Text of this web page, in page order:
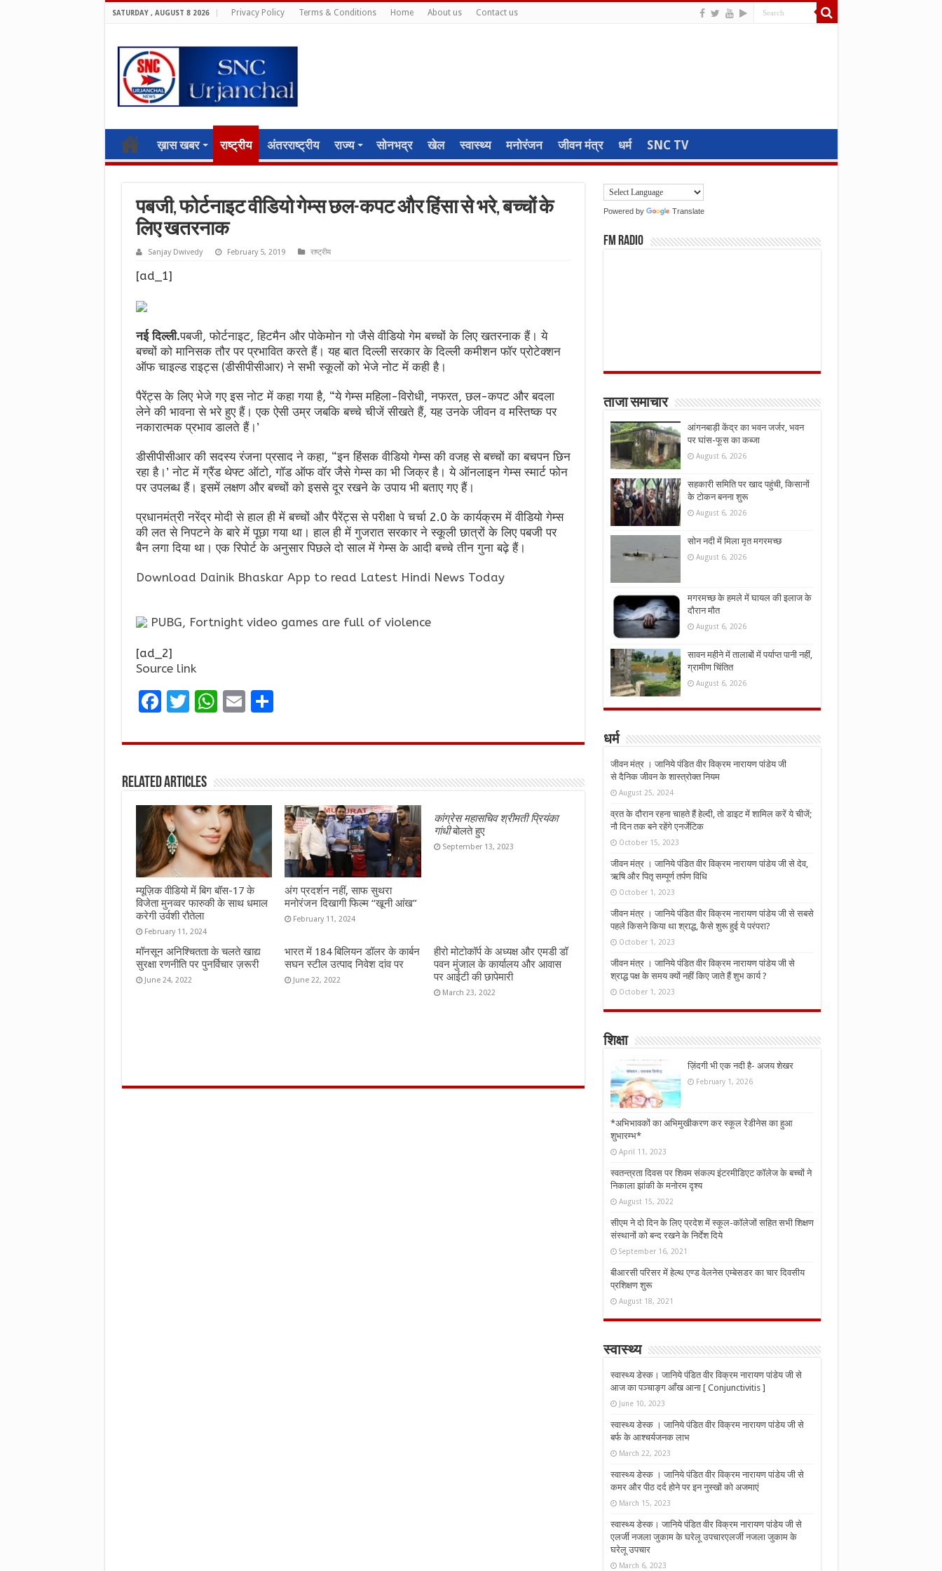
SATURDAY , AUGUST 8 2026 Privacy Policy Terms & Conditions Home About us Contact us
ख़ास खबर राष्ट्रीय अंतरराष्ट्रीय राज्य सोनभद्र खेल स्वास्थ्य मनोरंजन जीवन मंत्र धर्म SNC TV
पबजी, फोर्टनाइट वीडियो गेम्स छल-कपट और हिंसा से भरे, बच्चों के
लिए खतरनाक
Sanjay Dwivedy February 5, 2019 राष्ट्रीय
[ad_1]
नई दिल्ली.पबजी, फोर्टनाइट, हिटमैन और पोकेमोन गो जैसे वीडियो गेम बच्चों के लिए खतरनाक हैं। ये
बच्चों को मानिसक तौर पर प्रभावित करते हैं। यह बात दिल्ली सरकार के दिल्ली कमीशन फॉर प्रोटेक्शन
ऑफ चाइल्ड राइट्स (डीसीपीसीआर) ने सभी स्कूलों को भेजे नोट में कही है।
पैरेंट्स के लिए भेजे गए इस नोट में कहा गया है, “ये गेम्स महिला-विरोधी, नफरत, छल-कपट और बदला
लेने की भावना से भरे हुए हैं। एक ऐसी उम्र जबकि बच्चे चीजें सीखते हैं, यह उनके जीवन व मस्तिष्क पर
नकारात्मक प्रभाव डालते हैं।’
डीसीपीसीआर की सदस्य रंजना प्रसाद ने कहा, “इन हिंसक वीडियो गेम्स की वजह से बच्चों का बचपन छिन
रहा है।’ नोट में ग्रैंड थेफ्ट ऑटो, गॉड ऑफ वॉर जैसे गेम्स का भी जिक्र है। ये ऑनलाइन गेम्स स्मार्ट फोन
पर उपलब्ध हैं। इसमें लक्षण और बच्चों को इससे दूर रखने के उपाय भी बताए गए हैं।
प्रधानमंत्री नरेंद्र मोदी से हाल ही में बच्चों और पैरेंट्स से परीक्षा पे चर्चा 2.0 के कार्यक्रम में वीडियो गेम्स
की लत से निपटने के बारे में पूछा गया था। हाल ही में गुजरात सरकार ने स्कूली छात्रों के लिए पबजी पर
बैन लगा दिया था। एक रिपोर्ट के अनुसार पिछले दो साल में गेम्स के आदी बच्चे तीन गुना बढ़े हैं।
Download Dainik Bhaskar App to read Latest Hindi News Today
PUBG, Fortnight video games are full of violence
[ad_2]
Source link
F
ce
o
o
k
T
it
r
W
at
A
p
p
E
ai
S
ar
Related Articles
म्यूज़िक वीडियो में बिग बॉस-17 के
विजेता मुनव्वर फारुकी के साथ धमाल
करेगी उर्वशी रौतेला
February 11, 2024
अंग प्रदर्शन नहीं, साफ सुथरा
मनोरंजन दिखागी फिल्म “खूनी आंख”
February 11, 2024
कांग्रेस महासचिव श्रीमती प्रियंका
गांधीबोलते हुए
September 13, 2023
मॉनसून अनिश्चितता के चलते खाद्य
सुरक्षा रणनीति पर पुनर्विचार ज़रूरी
June 24, 2022
भारत में 184 बिलियन डॉलर के कार्बन
सघन स्टील उत्पाद निवेश दांव पर
June 22, 2022
हीरो मोटोकॉर्प के अध्यक्ष और एमडी डॉ
पवन मुंजाल के कार्यालय और आवास
पर आईटी की छापेमारी
March 23, 2022
Powered by Translate
FM Radio
ताजा समाचार
आंगनबाड़ी केंद्र का भवन जर्जर, भवन
पर घांस-फूस का कब्जा
August 6, 2026
सहकारी समिति पर खाद पहुंची, किसानों
के टोकन बनना शुरू
August 6, 2026
सोन नदी में मिला मृत मगरमच्छ
August 6, 2026
मगरमच्छ के हमले में घायल की इलाज के
दौरान मौत
August 6, 2026
सावन महीने में तालाबों में पर्याप्त पानी नहीं,
ग्रामीण चिंतित
August 6, 2026
धर्म
जीवन मंत्र । जानिये पंडित वीर विक्रम नारायण पांडेय जी
से दैनिक जीवन के शास्त्रोक्त नियम
August 25, 2024
व्रत के दौरान रहना चाहते हैं हेल्दी, तो डाइट में शामिल करें ये चीजें;
नौ दिन तक बने रहेंगे एनर्जेटिक
October 15, 2023
जीवन मंत्र । जानिये पंडित वीर विक्रम नारायण पांडेय जी से देव,
ऋषि और पितृ सम्पूर्ण तर्पण विधि
October 1, 2023
जीवन मंत्र । जानिये पंडित वीर विक्रम नारायण पांडेय जी से सबसे
पहले किसने किया था श्राद्ध, कैसे शुरू हुई ये परंपरा?
October 1, 2023
जीवन मंत्र । जानिये पंडित वीर विक्रम नारायण पांडेय जी से
श्राद्ध पक्ष के समय क्यों नहीं किए जाते हैं शुभ कार्य ?
October 1, 2023
शिक्षा
ज़िंदगी भी एक नदी है- अजय शेखर
February 1, 2026
*अभिभावकों का अभिमुखीकरण कर स्कूल रेडीनेस का हुआ
शुभारम्भ*
April 11, 2023
स्वतन्त्रता दिवस पर शिवम संकल्प इंटरमीडिएट कॉलेज के बच्चों ने
निकाला झांकी के मनोरम दृश्य
August 15, 2022
सीएम ने दो दिन के लिए प्रदेश में स्कूल-कॉलेजों सहित सभी शिक्षण
संस्थानों को बन्द रखने के निर्देश दिये
September 16, 2021
बीआरसी परिसर में हेल्थ एण्ड वेलनेस एम्बेसडर का चार दिवसीय
प्रशिक्षण शुरू
August 18, 2021
स्वास्थ्य
स्वास्थ्य डेस्क। जानिये पंडित वीर विक्रम नारायण पांडेय जी से
आज का पञ्चाङ्ग आँख आना [ Conjunctivitis ]
June 10, 2023
स्वास्थ्य डेस्क । जानिये पंडित वीर विक्रम नारायण पांडेय जी से
बर्फ के आश्चर्यजनक लाभ
March 22, 2023
स्वास्थ्य डेस्क । जानिये पंडित वीर विक्रम नारायण पांडेय जी से
कमर और पीठ दर्द होने पर इन नुस्‍खों को अजमाएं
March 15, 2023
स्वास्थ्य डेस्क। जानिये पंडित वीर विक्रम नारायण पांडेय जी से
एलर्जी नजला जुकाम के घरेलू उपचारएलर्जी नजला जुकाम के
घरेलू उपचार
March 6, 2023